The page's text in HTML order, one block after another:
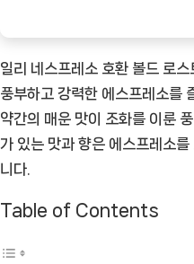
일리 네스프레소 호환 볼드 로
풍부하고 강력한 에스프레소를
약간의 매운 맛이 조화를 이룬
가 있는 맛과 향은 에스프레소
니다.
Table of Contents